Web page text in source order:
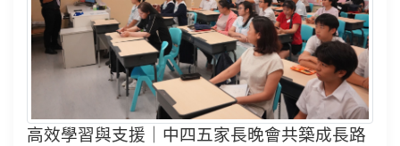
高效學習與支援｜中四五家長晚會共築成長路